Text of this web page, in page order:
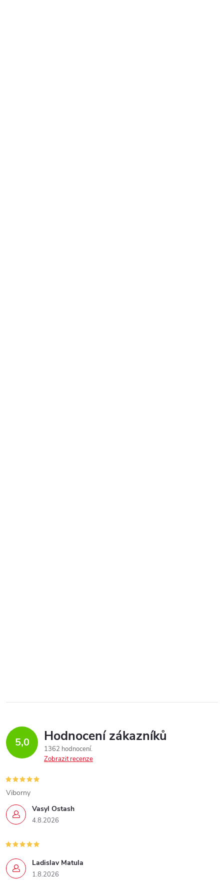
5,0 Hodnocení zákazníků
1362 hodnocení
Zobrazit recenze
Vasyl Ostash
4.8.2026
Viborny
Ladislav Matula
1.8.2026